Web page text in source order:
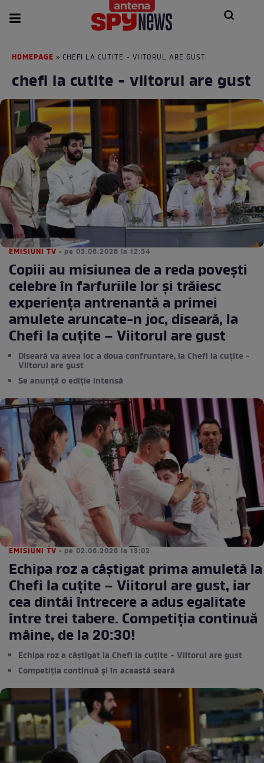
HOMEPAGE » CHEFI LA CUTITE - VIITORUL ARE GUST
chefi la cutite - viitorul are gust
EMISIUNI TV • pe 03.06.2026 la 12:54
Copiii au misiunea de a reda povești
celebre în farfuriile lor și trăiesc
experiența antrenantă a primei
amulete aruncate-n joc, diseară, la
Chefi la cuțite – Viitorul are gust
Diseară va avea loc a doua confruntare, la Chefi la cuțite -
Viitorul are gust
Se anunță o ediție intensă
EMISIUNI TV • pe 02.06.2026 la 13:02
Echipa roz a câștigat prima amuletă la
Chefi la cuțite – Viitorul are gust, iar
cea dintâi întrecere a adus egalitate
între trei tabere. Competiția continuă
mâine, de la 20:30!
Echipa roz a câștigat la Chefi la cuțite - Viitorul are gust
Competiția continuă și în această seară